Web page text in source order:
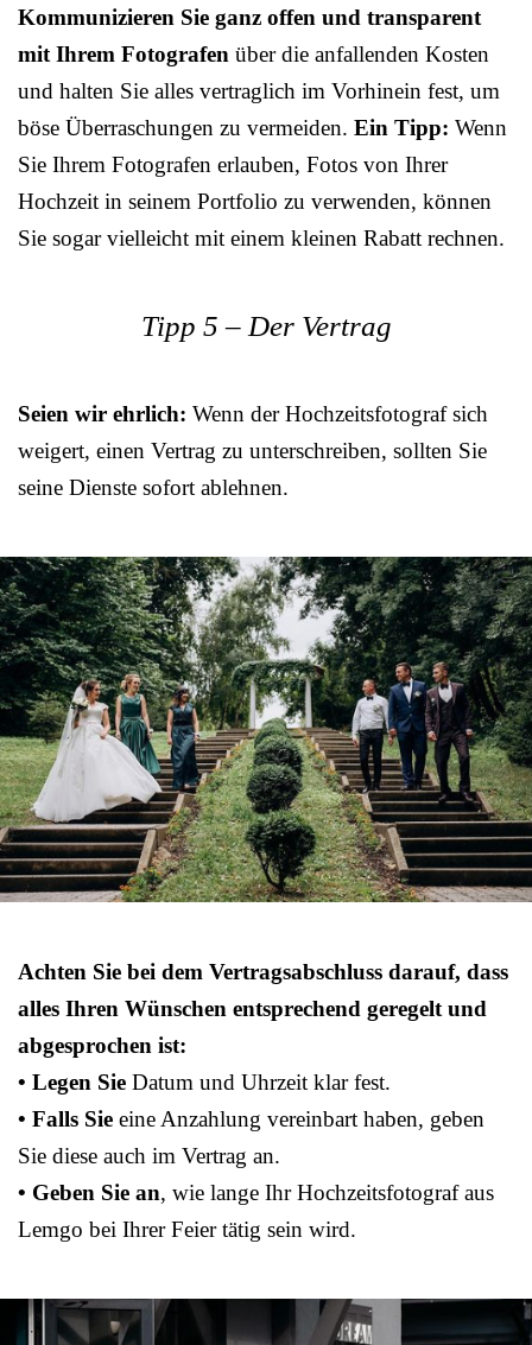
Kommunizieren Sie ganz offen und transparent
mit Ihrem Fotografen über die anfallenden Kosten
und halten Sie alles vertraglich im Vorhinein fest, um
böse Überraschungen zu vermeiden. Ein Tipp: Wenn
Sie Ihrem Fotografen erlauben, Fotos von Ihrer
Hochzeit in seinem Portfolio zu verwenden, können
Sie sogar vielleicht mit einem kleinen Rabatt rechnen.
Tipp 5 – Der Vertrag
Seien wir ehrlich: Wenn der Hochzeitsfotograf sich
weigert, einen Vertrag zu unterschreiben, sollten Sie
seine Dienste sofort ablehnen.
Achten Sie bei dem Vertragsabschluss darauf, dass
alles Ihren Wünschen entsprechend geregelt und
abgesprochen ist:
• Legen Sie Datum und Uhrzeit klar fest.
• Falls Sie eine Anzahlung vereinbart haben, geben
Sie diese auch im Vertrag an.
• Geben Sie an, wie lange Ihr Hochzeitsfotograf aus
Lemgo bei Ihrer Feier tätig sein wird.